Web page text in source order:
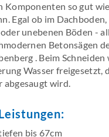
Komponenten so gut
Egal ob im
unebenen Böden -
Betonsägen
. Beim
Wasser freigesetzt,
abgesaugt wird.
bis 67cm